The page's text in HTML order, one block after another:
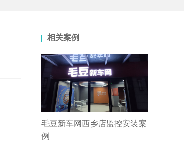
相关案例
毛豆新车网西乡店监控安装案
例